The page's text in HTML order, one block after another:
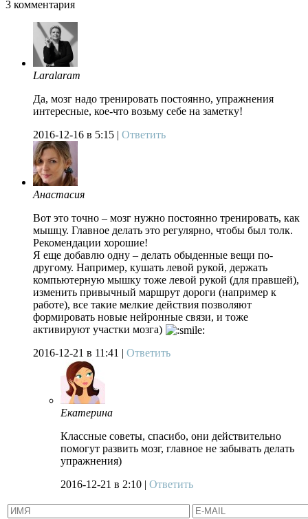
3 комментария
Laralaram
Да, мозг надо тренировать постоянно, упражнения
интересные, кое-что возьму себе на заметку!
2016-12-16 в 5:15 | Ответить
Анастасия
Вот это точно – мозг нужно постоянно тренировать, как
мышцу. Главное делать это регулярно, чтобы был толк.
Рекомендации хорошие!
Я еще добавлю одну – делать обыденные вещи по-
другому. Например, кушать левой рукой, держать
компьютерную мышку тоже левой рукой (для правшей),
изменить привычный маршрут дороги (например к
работе), все такие мелкие действия позволяют
формировать новые нейронные связи, и тоже
активируют участки мозга)
2016-12-21 в 11:41 | Ответить
Екатерина
Классные советы, спасибо, они действительно
помогут развить мозг, главное не забывать делать
упражнения)
2016-12-21 в 2:10 | Ответить